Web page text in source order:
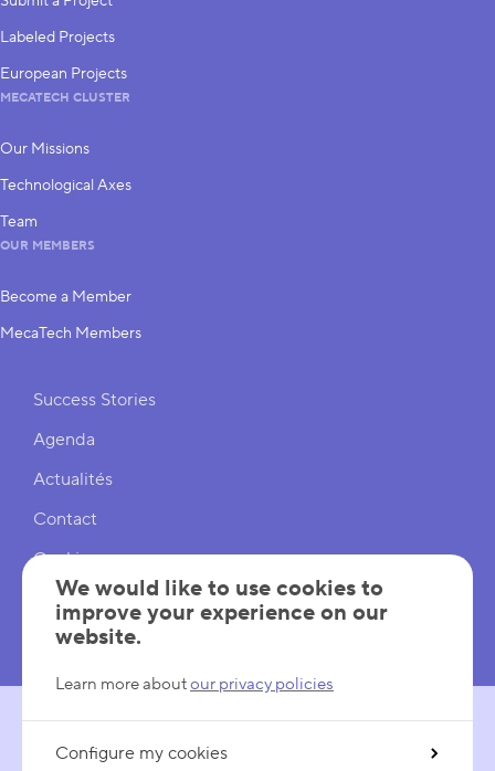
Labeled Projects
European Projects
MECATECH CLUSTER
Our Missions
Technological Axes
Team
OUR MEMBERS
Become a Member
MecaTech Members
Shortcuts
Success Stories
Agenda
Actualités
Contact
Cookies
Cookies Settings
Mentions légales
FOLLOW US
We would like to use cookies to
improve your experience on our
website.
Learn more aboutour privacy policies
Configure my cookies